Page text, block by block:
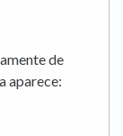
de
aparece: